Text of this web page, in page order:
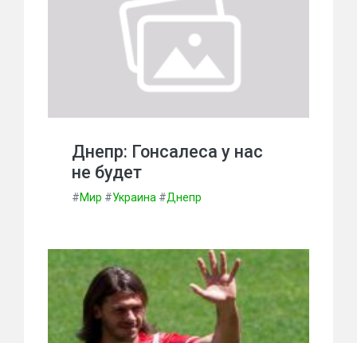
Днепр: Гонсалеса у нас
не будет
#Мир #Украина #Днепр